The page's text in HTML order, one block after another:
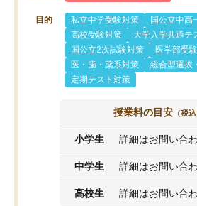
目的 私立中学受験対策
国公立中高
高校受験対策
大学入学共通テ
国公立2次試験対策
医学部受験
医・歯・薬系対策
総合型選抜
定期テスト対策
授業料の目安 （税込
小学生 詳細はお問い合
中学生 詳細はお問い合
高校生 詳細はお問い合